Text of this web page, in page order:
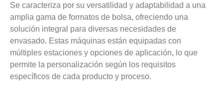
Se caracteriza por su versatilidad y adaptabilidad a una
amplia gama de formatos de bolsa, ofreciendo una
solución integral para diversas necesidades de
envasado. Estas máquinas están equipadas con
múltiples estaciones y opciones de aplicación, lo que
permite la personalización según los requisitos
específicos de cada producto y proceso.